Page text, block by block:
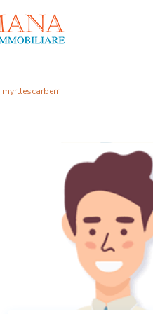
myrtlescarberr